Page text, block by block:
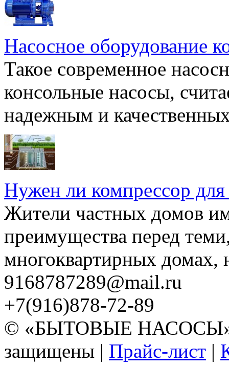
Насосное оборудование
Такое современное
консольные насосы,
надежным и
Нужен ли компрессор для
Жители частных домов
преимущества перед
многоквартирных домах,
9168787289@mail.ru
+7(916)878-72-89
© «БЫТОВЫЕ НАСОСЫ»
защищены | Прайс-лист |